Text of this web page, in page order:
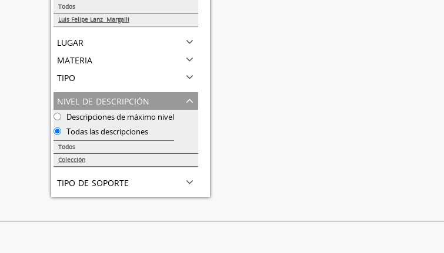
Todos
Luis Felipe Lanz Margalli
lugar
materia
tipo
nivel de descripción
Descripciones de máximo nivel
Todas las descripciones
Todos
Colección
tipo de soporte